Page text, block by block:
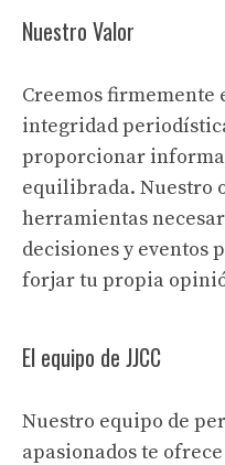
Nuestro Valor
Creemos firmemente
integridad
proporcionar
equilibrada. Nuestro
herramientas
decisiones y eventos
forjar tu propia
El equipo de JJCC
Nuestro equipo de
apasionados te